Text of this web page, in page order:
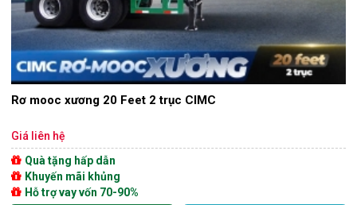
Rơ mooc xương 20 Feet 2 trục CIMC
Giá liên hệ
Quà tặng hấp dẫn
Khuyến mãi khủng
Hỗ trợ vay vốn 70-90%